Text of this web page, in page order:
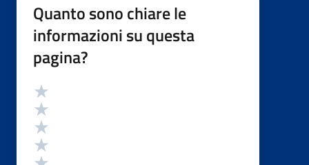
Quanto sono chiare le
informazioni su questa
pagina?
Valutazione